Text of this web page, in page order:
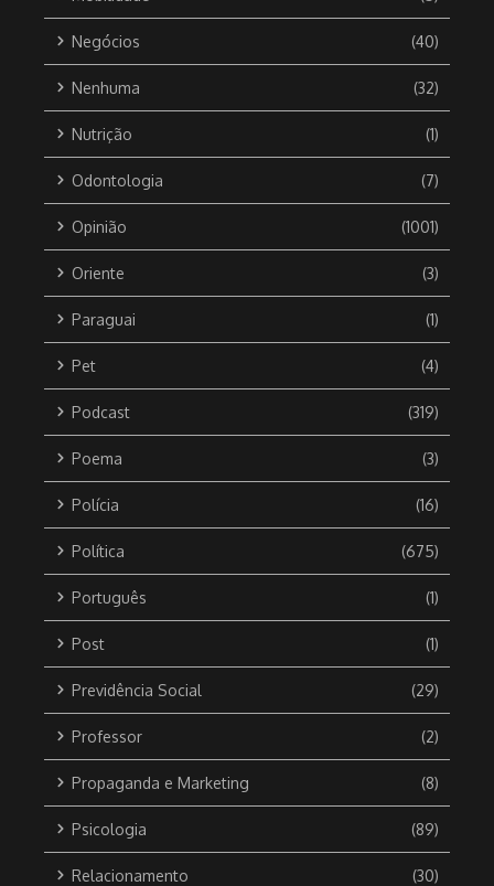
Negócios (40)
Nenhuma (32)
Nutrição (1)
Odontologia (7)
Opinião (1001)
Oriente (3)
Paraguai (1)
Pet (4)
Podcast (319)
Poema (3)
Polícia (16)
Política (675)
Português (1)
Post (1)
Previdência Social (29)
Professor (2)
Propaganda e Marketing (8)
Psicologia (89)
Relacionamento (30)